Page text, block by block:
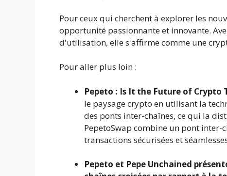
Pour ceux qui cherchent à explorer les
opportunité passionnante et innovante.
d'utilisation, elle s'affirme comme une
Pour aller plus loin :
Pepeto : Is It the Future of Crypto
le paysage crypto en utilisant la
des ponts inter-chaînes, ce qui la
PepetoSwap combine un pont inter-
transactions sécurisées et
Pepeto et Pepe Unchained